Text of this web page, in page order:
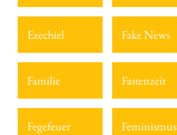
Ezechiel Fake News
Familie Fastenzeit
Fegefeuer Feminismus